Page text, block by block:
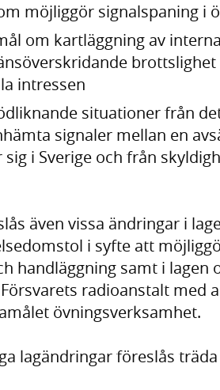
möjliggör signalspaning i
om kartläggning av
intressen
situationer från
signaler mellan en
i Sverige och från
även vissa ändringar i
i syfte att
handläggning samt i lagen
radioanstalt med
övningsverksamhet.
lagändringar föreslås